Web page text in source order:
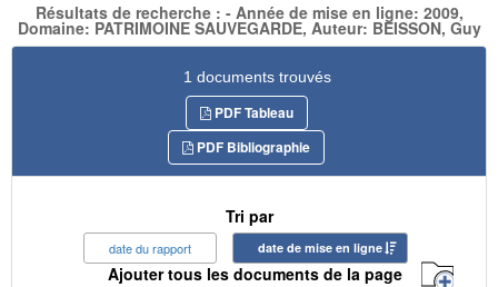
Résultats de recherche : - Année de mise en ligne: 2009,
Domaine: PATRIMOINE SAUVEGARDE, Auteur: BEISSON, Guy
1 documents trouvés
PDF Tableau
PDF Bibliographie
Tri par
date du rapport date de mise en ligne
Ajouter tous les documents de la page